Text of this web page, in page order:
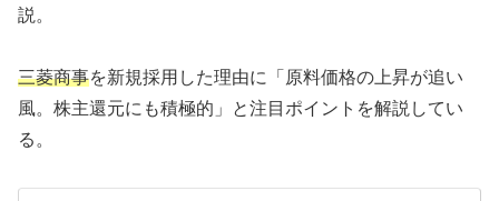
説。
三菱商事を新規採用した理由に「原料価格の上昇が追い
風。株主還元にも積極的」と注目ポイントを解説してい
る。